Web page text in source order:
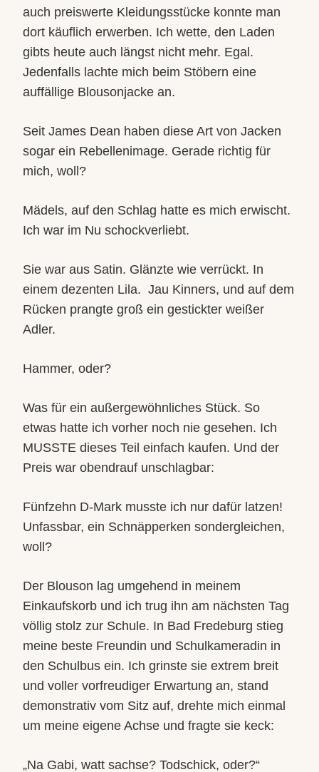
auch preiswerte Kleidungsstücke konnte man
dort käuflich erwerben. Ich wette, den Laden
gibts heute auch längst nicht mehr. Egal.
Jedenfalls lachte mich beim Stöbern eine
auffällige Blousonjacke an.
Seit James Dean haben diese Art von Jacken
sogar ein Rebellenimage. Gerade richtig für
mich, woll?
Mädels, auf den Schlag hatte es mich erwischt.
Ich war im Nu schockverliebt.
Sie war aus Satin. Glänzte wie verrückt. In
einem dezenten Lila. Jau Kinners, und auf dem
Rücken prangte groß ein gestickter weißer
Adler.
Hammer, oder?
Was für ein außergewöhnliches Stück. So
etwas hatte ich vorher noch nie gesehen. Ich
MUSSTE dieses Teil einfach kaufen. Und der
Preis war obendrauf unschlagbar:
Fünfzehn D-Mark musste ich nur dafür latzen!
Unfassbar, ein Schnäpperken sondergleichen,
woll?
Der Blouson lag umgehend in meinem
Einkaufskorb und ich trug ihn am nächsten Tag
völlig stolz zur Schule. In Bad Fredeburg stieg
meine beste Freundin und Schulkameradin in
den Schulbus ein. Ich grinste sie extrem breit
und voller vorfreudiger Erwartung an, stand
demonstrativ vom Sitz auf, drehte mich einmal
um meine eigene Achse und fragte sie keck:
„Na Gabi, watt sachse? Todschick, oder?“